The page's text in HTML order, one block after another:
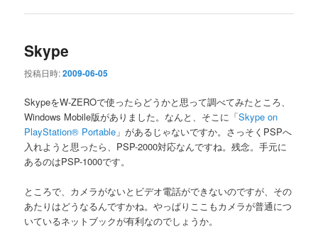
Skype
投稿日時:2009-06-05
SkypeをW-ZEROで使ったらどうかと思って調べてみたところ、
Windows Mobile版がありました。なんと、そこに「Skype on
PlayStation® Portable 」があるじゃないですか。さっそくPSPへ
入れようと思ったら、PSP-2000対応なんですね。残念。手元に
あるのはPSP-1000です。
ところで、カメラがないとビデオ電話ができないのですが、その
あたりはどうなるんですかね。やっぱりここもカメラが普通につ
いているネットブックが有利なのでしょうか。